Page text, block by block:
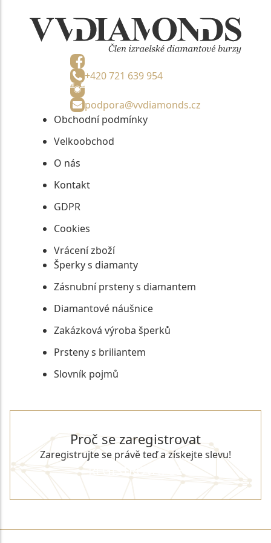
+420 721 639 954
podpora@vvdiamonds.cz
Obchodní podmínky
Velkoobchod
O nás
Kontakt
GDPR
Cookies
Vrácení zboží
Šperky s diamanty
Zásnubní prsteny s diamantem
Diamantové náušnice
Zakázková výroba šperků
Prsteny s briliantem
Slovník pojmů
Proč se zaregistrovat
Zaregistrujte se právě teď a získejte slevu!
REGISTROVAT SE